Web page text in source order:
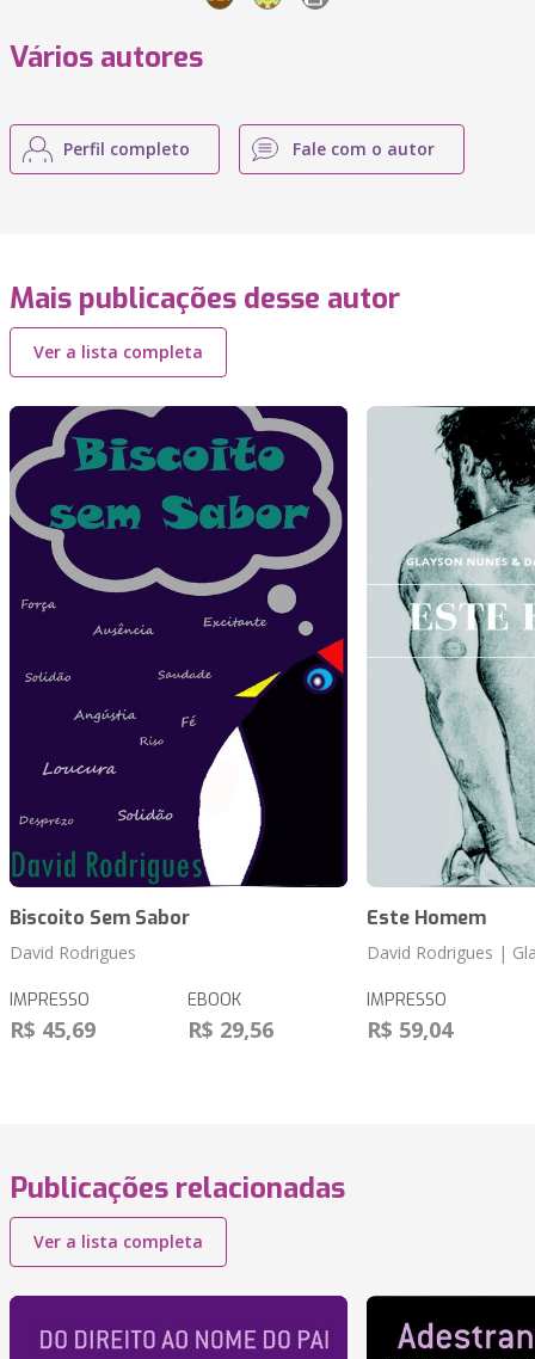
Vários autores
Perfil completo Fale com o autor
Mais publicações desse autor
Ver a lista completa
Biscoito Sem Sabor
David Rodrigues
IMPRESSO
R$ 45,69
EBOOK
R$ 29,56
Este Homem
David Rodrigues |
IMPRESSO
R$ 59,04
Publicações relacionadas
Ver a lista completa